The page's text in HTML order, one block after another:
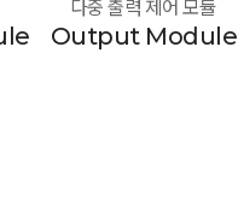
다중 출력 제어 모듈
Output Module